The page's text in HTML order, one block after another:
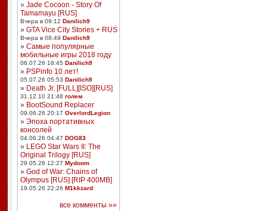
» Jade Cocoon - Story Of
Tamamayu [RUS]
Вчера в 09:12 Danilich9
» GTA Vice City Stories + RUS
Вчера в 08:49 Danilich9
» Самые популярные
мобильные игры 2018 году
06.07.26 18:45 Danilich9
» PSPinfo 10 лет!
05.07.26 05:53 Danilich9
» Death Jr. [FULL][ISO][RUS]
31.12.10 21:48 голем
» BootSound Replacer
09.06.26 20:17 OverlordLegion
» Эпоха портативных
консолей
04.06.26 04:47 DOG83
» LEGO Star Wars II: The
Original Trilogy [RUS]
29.05.26 12:27 Mydoom
» God of War: Chains of
Olympus [RUS] [RIP 400MB]
19.05.26 22:26 M1kkzard
все комменты »»